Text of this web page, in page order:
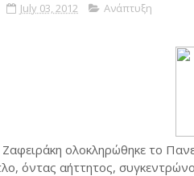
July 03, 2012 Ανάπτυξη
ολοκληρώθηκε το
όντας αήττητος,